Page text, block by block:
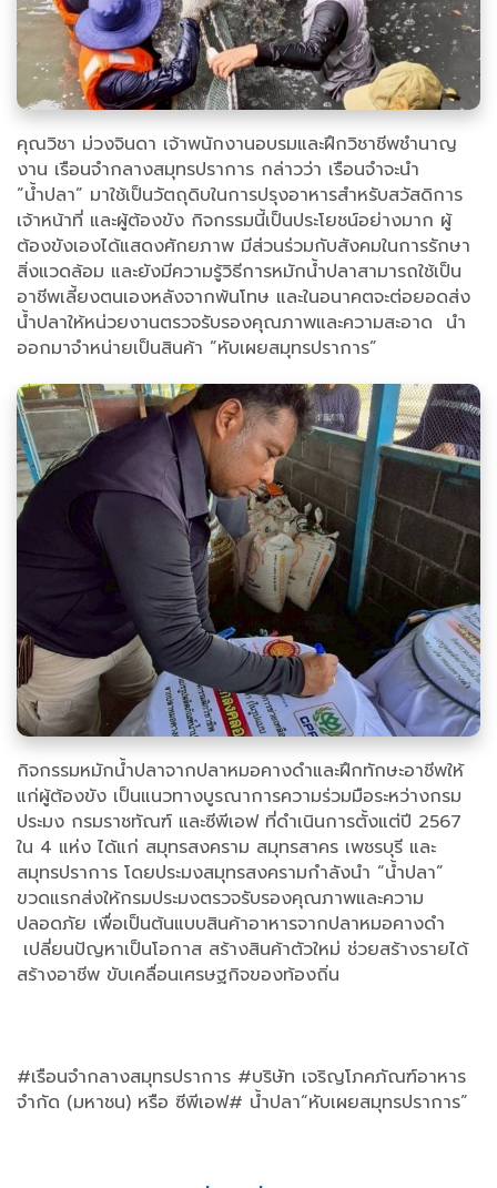
คุณวิชา ม่วงจินดา เจ้าพนักงานอบรมและฝึกวิชาชีพชำนาญ
งาน เรือนจำกลางสมุทรปราการ กล่าวว่า เรือนจำจะนำ
”น้ำปลา” มาใช้เป็นวัตถุดิบในการปรุงอาหารสำหรับสวัสดิการ
เจ้าหน้าที่ และผู้ต้องขัง กิจกรรมนี้เป็นประโยชน์อย่างมาก ผู้
ต้องขังเองได้แสดงศักยภาพ มีส่วนร่วมกับสังคมในการรักษา
สิ่งแวดล้อม และยังมีความรู้วิธีการหมักน้ำปลาสามารถใช้เป็น
อาชีพเลี้ยงตนเองหลังจากพ้นโทษ และในอนาคตจะต่อยอดส่ง
น้ำปลาให้หน่วยงานตรวจรับรองคุณภาพและความสะอาด นำ
ออกมาจำหน่ายเป็นสินค้า ”หับเผยสมุทรปราการ”
กิจกรรมหมักน้ำปลาจากปลาหมอคางดำและฝึกทักษะอาชีพให้
แก่ผู้ต้องขัง เป็นแนวทางบูรณาการความร่วมมือระหว่างกรม
ประมง กรมราชทัณฑ์ และซีพีเอฟ ที่ดำเนินการตั้งแต่ปี 2567
ใน 4 แห่ง ได้แก่ สมุทรสงคราม สมุทรสาคร เพชรบุรี และ
สมุทรปราการ โดยประมงสมุทรสงครามกำลังนำ “น้ำปลา”
ขวดแรกส่งให้กรมประมงตรวจรับรองคุณภาพและความ
ปลอดภัย เพื่อเป็นต้นแบบสินค้าอาหารจากปลาหมอคางดำ
เปลี่ยนปัญหาเป็นโอกาส สร้างสินค้าตัวใหม่ ช่วยสร้างรายได้
สร้างอาชีพ ขับเคลื่อนเศรษฐกิจของท้องถิ่น
#เรือนจำกลางสมุทรปราการ #บริษัท เจริญโภคภัณฑ์อาหาร
จำกัด (มหาชน) หรือ ซีพีเอฟ# น้ำปลา“หับเผยสมุทรปราการ”